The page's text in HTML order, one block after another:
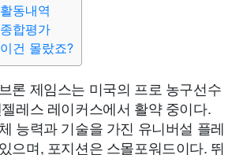
동내역
합평가
건 몰랐죠?
론 제임스는 미국의 프로 농구선수
레스 레이커스에서 활약 중이다.
능력과 기술을 가진 유니버설 플레
으며, 포지션은 스몰포워드이다. 뛰